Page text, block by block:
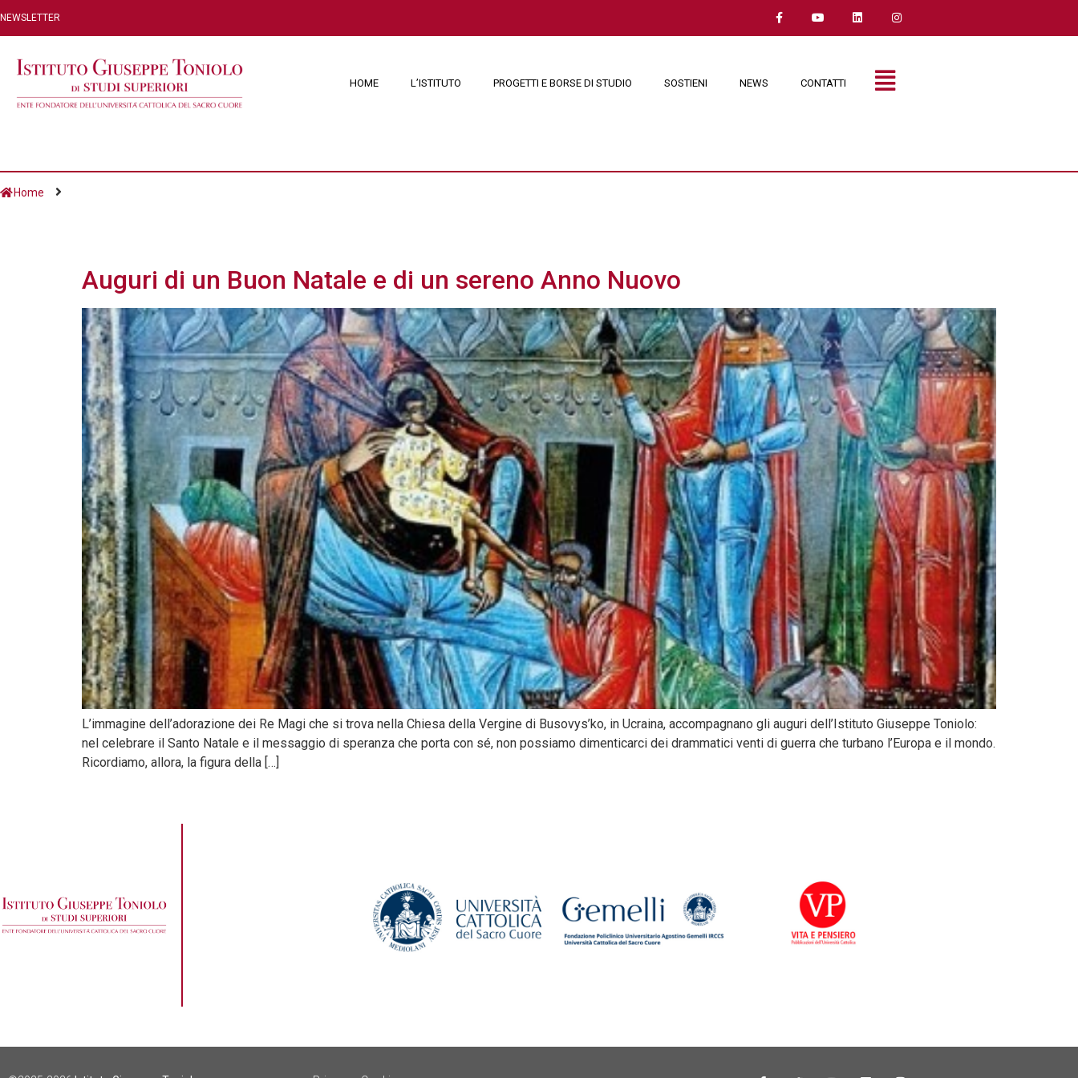
NEWSLETTER
HOME L’ISTITUTO PROGETTI E BORSE DI STUDIO SOSTIENI NEWS CONTATTI
Home
Auguri di un Buon Natale e di un sereno Anno Nuovo
L’immagine dell’adorazione dei Re Magi che si trova nella Chiesa della Vergine di Busovys’ko, in Ucraina, accompagnano gli auguri dell’Istituto Giuseppe Toniolo:
nel celebrare il Santo Natale e il messaggio di speranza che porta con sé, non possiamo dimenticarci dei drammatici venti di guerra che turbano l’Europa e il mondo.
Ricordiamo, allora, la figura della […]